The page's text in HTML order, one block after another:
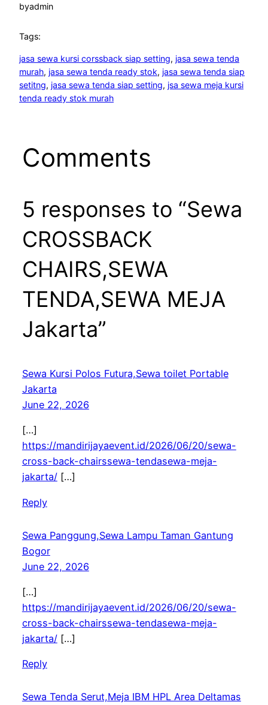
byadmin
Tags:
jasa sewa kursi corssback siap setting, jasa sewa tenda
murah, jasa sewa tenda ready stok, jasa sewa tenda siap
setitng, jasa sewa tenda siap setting, jsa sewa meja kursi
tenda ready stok murah
Comments
5 responses to “Sewa
CROSSBACK
CHAIRS,SEWA
TENDA,SEWA MEJA
Jakarta”
Sewa Kursi Polos Futura,Sewa toilet Portable
Jakarta
June 22, 2026
[…]
https://mandirijayaevent.id/2026/06/20/sewa-
cross-back-chairssewa-tendasewa-meja-
jakarta/[…]
Reply
Sewa Panggung,Sewa Lampu Taman Gantung
Bogor
June 22, 2026
[…]
https://mandirijayaevent.id/2026/06/20/sewa-
cross-back-chairssewa-tendasewa-meja-
jakarta/[…]
Reply
Sewa Tenda Serut,Meja IBM HPL Area Deltamas